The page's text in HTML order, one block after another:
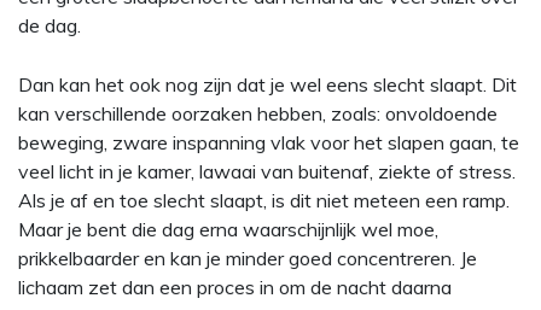
de dag.
Dan kan het ook nog zijn dat je wel eens slecht slaapt. Dit
kan verschillende oorzaken hebben, zoals: onvoldoende
beweging, zware inspanning vlak voor het slapen gaan, te
veel licht in je kamer, lawaai van buitenaf, ziekte of stress.
Als je af en toe slecht slaapt, is dit niet meteen een ramp.
Maar je bent die dag erna waarschijnlijk wel moe,
prikkelbaarder en kan je minder goed concentreren. Je
lichaam zet dan een proces in om de nacht daarna